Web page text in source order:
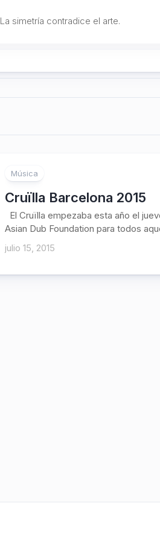
La simetría contradice el arte.
Música
Cruïlla Barcelona 2015
El Cruïlla empezaba esta año el
Asian Dub Foundation para todos
julio 15, 2015